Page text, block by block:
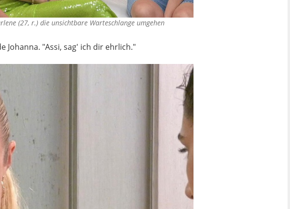
(27, r.) die unsichtbare Warteschlange umgehen
"Assi, sag' ich dir ehrlich."